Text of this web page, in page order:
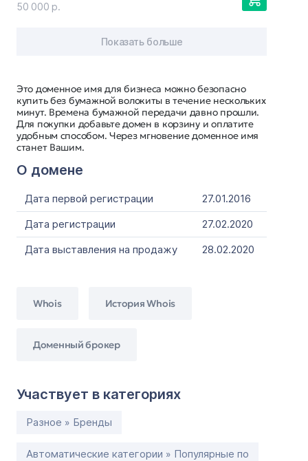
Это доменное имя для бизнеса можно безопасно
купить без бумажной волокиты в течение нескольких
минут. Времена бумажной передачи давно прошли.
Для покупки добавьте домен в корзину и оплатите
удобным способом. Через мгновение доменное имя
станет Вашим.
О домене
Дата первой регистрации
27.01.2016
Дата регистрации
27.02.2020
Дата выставления на продажу
28.02.2020
Whois История Whois
Доменный брокер
Участвует в категориях
Разное » Бренды
Автоматические категории » Популярные по
50 000 р.
Показать больше